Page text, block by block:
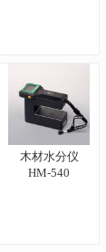
木材水分仪
HM-540